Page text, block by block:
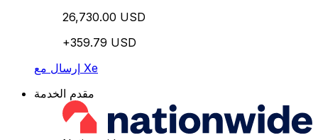
26,730.00 USD
+359.79 USD
إرسال مع Xe
مقدم الخدمة